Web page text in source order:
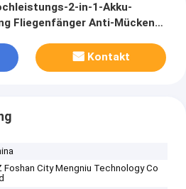
2-in-1-Akku-
Fliegenfänger Anti-Mücken-
Kontakt
Foshan City Mengniu Technology Co